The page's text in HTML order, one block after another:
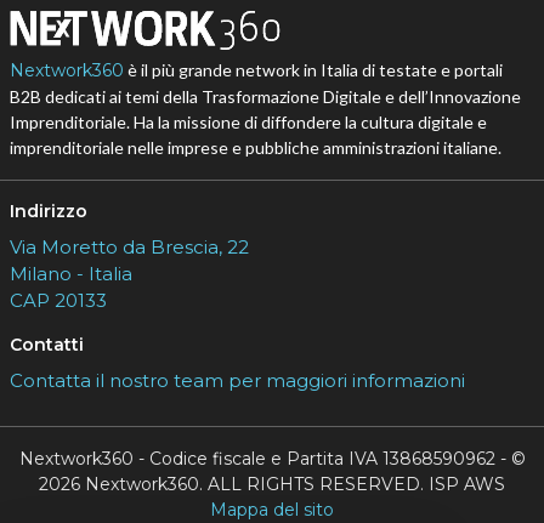
Nextwork360 è il più grande network in Italia di testate e portali
B2B dedicati ai temi della Trasformazione Digitale e dell’Innovazione
Imprenditoriale. Ha la missione di diffondere la cultura digitale e
imprenditoriale nelle imprese e pubbliche amministrazioni italiane.
Indirizzo
Via Moretto da Brescia, 22
Milano - Italia
CAP 20133
Contatti
Contatta il nostro team per maggiori informazioni
Nextwork360 - Codice fiscale e Partita IVA 13868590962 - ©
2026 Nextwork360. ALL RIGHTS RESERVED. ISP AWS
Mappa del sito